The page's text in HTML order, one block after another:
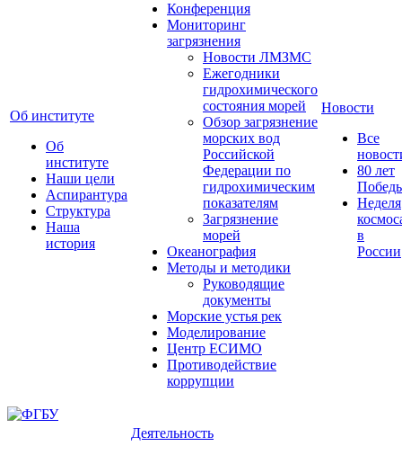
Об институте
Об
институте
Наши цели
Аспирантура
Структура
Наша
история
Конференция
Мониторинг
загрязнения
Новости ЛМЗМС
Ежегодники
гидрохимического
состояния морей
Обзор загрязнение
морских вод
Российской
Федерации по
гидрохимическим
показателям
Загрязнение
морей
Океанография
Методы и методики
Руководящие
документы
Морские устья рек
Моделирование
Центр ЕСИМО
Противодействие
коррупции
Новости
Все
80 лет
Неделя
в
России
Деятельность